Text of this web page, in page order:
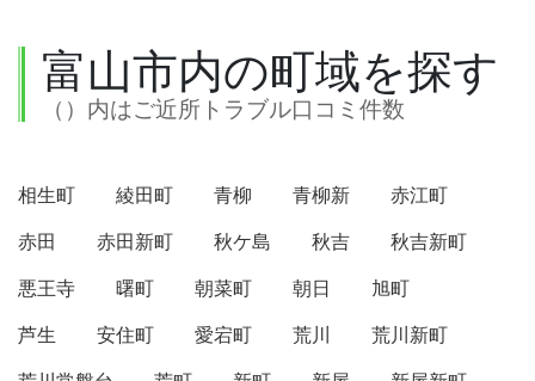
富山市内の町域を探す
（）内はご近所トラブル口コミ件数
相生町 綾田町 青柳 青柳新
赤江町
赤田
赤田新町 秋ケ島 秋吉
秋吉新町
悪王寺
曙町 朝菜町 朝日
旭町
芦生
安住町 愛宕町 荒川
荒川新町